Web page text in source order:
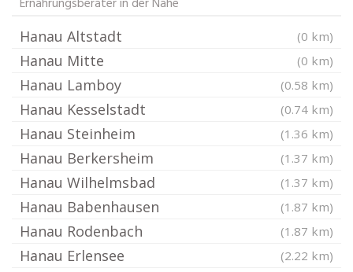
Hanau Altstadt (0 km)
Hanau Mitte (0 km)
Hanau Lamboy (0.58 km)
Hanau Kesselstadt (0.74 km)
Hanau Steinheim (1.36 km)
Hanau Berkersheim (1.37 km)
Hanau Wilhelmsbad (1.37 km)
Hanau Babenhausen (1.87 km)
Hanau Rodenbach (1.87 km)
Hanau Erlensee (2.22 km)